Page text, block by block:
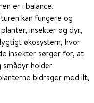
er i balance.
kan fungere og
insekter og dyr,
økosystem, hvor
insekter sørger for, at
holder
bidrager med ilt,